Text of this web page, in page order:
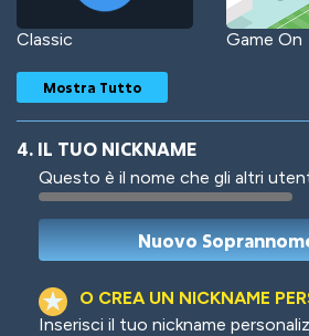
Classic Game On
Woof Jungle
Mostra Tutto
4. IL TUO NICKNAME
Questo è il nome che gli altri
O CREA UN NICKNAME
Inserisci il tuo nickname